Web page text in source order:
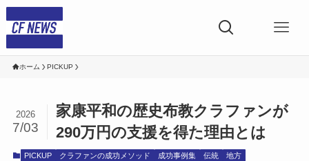
ホーム PICKUP
家康平和の歴史布教クラファンが
290万円の支援を得た理由とは
2026
7/03
PICKUP クラファンの成功メソッド 成功事例集 伝統 地方